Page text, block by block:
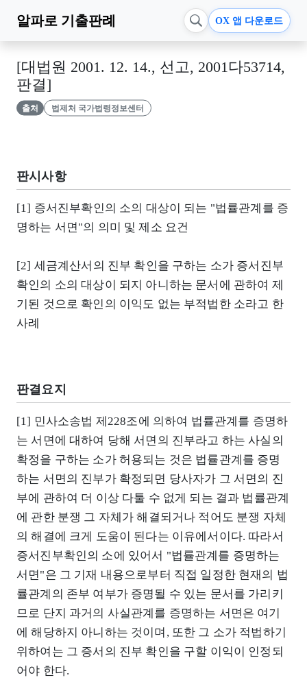
알파로 기출판례 OX 앱 다운로드
[대법원 2001. 12. 14., 선고, 2001다53714,
판결]
출처 법제처 국가법령정보센터
판시사항
[1] 증서진부확인의 소의 대상이 되는 "법률관계를 증
명하는 서면"의 의미 및 제소 요건
[2] 세금계산서의 진부 확인을 구하는 소가 증서진부
확인의 소의 대상이 되지 아니하는 문서에 관하여 제
기된 것으로 확인의 이익도 없는 부적법한 소라고 한
사례
판결요지
[1] 민사소송법 제228조에 의하여 법률관계를 증명하
는 서면에 대하여 당해 서면의 진부라고 하는 사실의
확정을 구하는 소가 허용되는 것은 법률관계를 증명
하는 서면의 진부가 확정되면 당사자가 그 서면의 진
부에 관하여 더 이상 다툴 수 없게 되는 결과 법률관계
에 관한 분쟁 그 자체가 해결되거나 적어도 분쟁 자체
의 해결에 크게 도움이 된다는 이유에서이다. 따라서
증서진부확인의 소에 있어서 "법률관계를 증명하는
서면"은 그 기재 내용으로부터 직접 일정한 현재의 법
률관계의 존부 여부가 증명될 수 있는 문서를 가리키
므로 단지 과거의 사실관계를 증명하는 서면은 여기
에 해당하지 아니하는 것이며, 또한 그 소가 적법하기
위하여는 그 증서의 진부 확인을 구할 이익이 인정되
어야 한다.